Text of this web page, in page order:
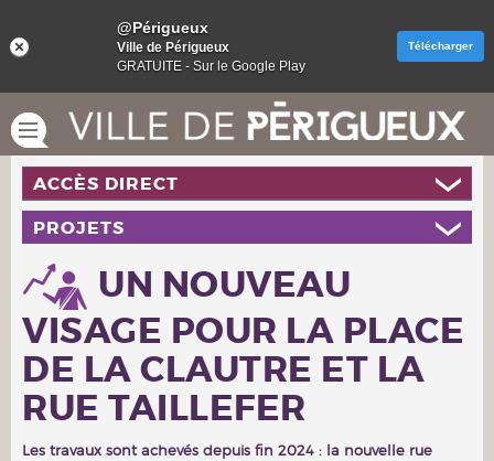
UN NOUVEAU
VISAGE POUR LA PLACE
DE LA CLAUTRE ET LA
RUE TAILLEFER
Les travaux sont achevés depuis fin 2024 : la nouvelle rue
ACCÈS DIRECT
PROJETS
@Périgueux
Ville de Périgueux
GRATUITE - Sur le Google Play
Télécharger